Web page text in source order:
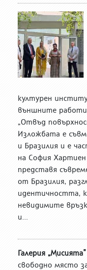
културен
външните
„Отвъд
Изложбата е
и Бразилия и е
на София
представя
от Бразилия,
идентичността,
невидимите
и...
Галерия „Мисията”
свободно място